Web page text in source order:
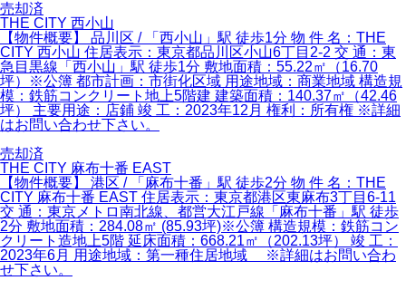
売却済
THE CITY 西小山
【物件概要】 品川区 / 「西小山」駅 徒歩1分 物 件 名：THE
CITY 西小山 住居表示：東京都品川区小山6丁目2-2 交 通：東
急目黒線「西小山」駅 徒歩1分 敷地面積：55.22㎡（16.70
坪）※公簿 都市計画：市街化区域 用途地域：商業地域 構造規
模：鉄筋コンクリート地上5階建 建築面積：140.37㎡（42.46
坪） 主要用途：店鋪 竣 工：2023年12月 権利：所有権 ※詳細
はお問い合わせ下さい。
売却済
THE CITY 麻布十番 EAST
【物件概要】 港区 / 「麻布十番」駅 徒歩2分 物 件 名：THE
CITY 麻布十番 EAST 住居表示：東京都港区東麻布3丁目6-11
交 通：東京メトロ南北線、都営大江戸線「麻布十番」駅 徒歩
2分 敷地面積：284.08㎡ (85.93坪)※公簿 構造規模：鉄筋コン
クリート造地上5階 延床面積：668.21㎡（202.13坪） 竣 工：
2023年6月 用途地域：第一種住居地域 ※詳細はお問い合わ
せ下さい。